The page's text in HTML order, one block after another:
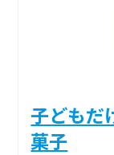
子ども
菓子